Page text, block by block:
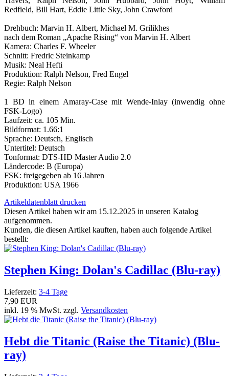
Redfield, Bill Hart, Eddie Little Sky, John Crawford
Drehbuch: Marvin H. Albert, Michael M. Grilikhes
nach dem Roman „Apache Rising“ von Marvin H. Albert
Kamera: Charles F. Wheeler
Schnitt: Fredric Steinkamp
Musik: Neal Hefti
Produktion: Ralph Nelson, Fred Engel
Regie: Ralph Nelson
1 BD in einem Amaray-Case mit Wende-Inlay (inwendig ohne
FSK-Logo)
Laufzeit: ca. 105 Min.
Bildformat: 1.66:1
Sprache: Deutsch, Englisch
Untertitel: Deutsch
Tonformat: DTS-HD Master Audio 2.0
Ländercode: B (Europa)
FSK: freigegeben ab 16 Jahren
Produktion: USA 1966
Artikeldatenblatt drucken
Diesen Artikel haben wir am 15.12.2025 in unseren Katalog
aufgenommen.
Kunden, die diesen Artikel kauften, haben auch folgende Artikel
bestellt:
Stephen King: Dolan's Cadillac (Blu-ray)
Lieferzeit: 3-4 Tage
7,90 EUR
inkl. 19 % MwSt. zzgl. Versandkosten
Hebt die Titanic (Raise the Titanic) (Blu-
ray)